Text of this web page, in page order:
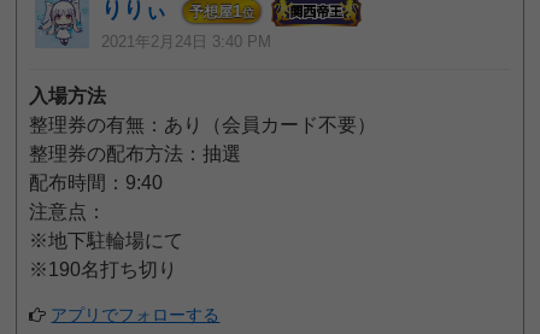
りりぃ 予想屋1位
2021年2月24日 3:40 PM
入場方法
整理券の有無：あり（会員カード不要）
整理券の配布方法：抽選
配布時間：9:40
注意点：
※地下駐輪場にて
※190名打ち切り
アプリでフォローする